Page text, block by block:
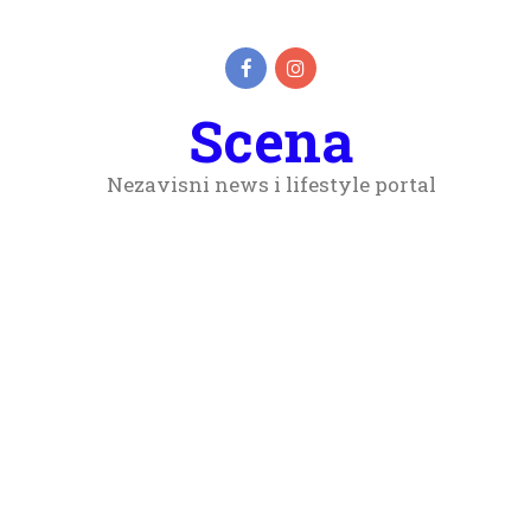
Scena
Nezavisni news i lifestyle portal